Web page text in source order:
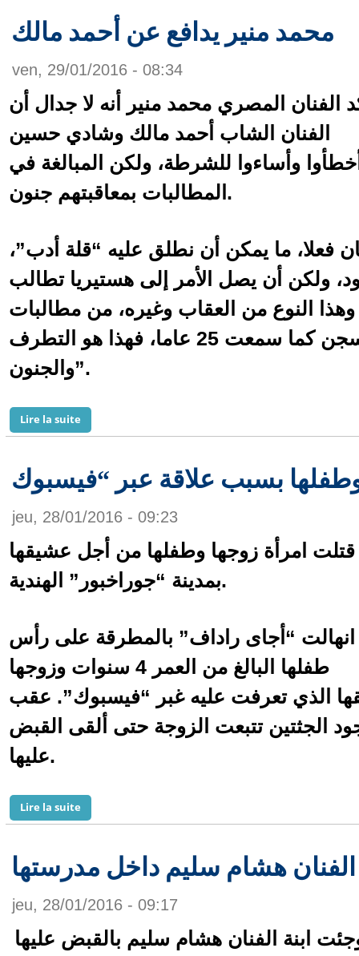
محمد منير يدافع عن أحمد مالك
ven, 29/01/2016 - 08:34
الفنان المصري محمد منير أنه لا جدال أن
الفنان الشاب أحمد مالك وشادي حسين
وأساءوا للشرطة، ولكن المبالغة في
المطالبات بمعاقبتهم جنون.
فعلا، ما يمكن أن نطلق عليه “قلة أدب”،
ولكن أن يصل الأمر إلى هستيريا تطالب
وهذا النوع من العقاب وغيره، من مطالبات
مجنونة تصل إلى حد السجن كما سمعت 25 عاما، فهذا هو التطرف
والجنون”.
Lire la suite
jeu, 28/01/2016 - 09:23
قتلت امرأة زوجها وطفلها من أجل عشيقها
بمدينة “جوراخبور” الهندية.
انهالت “أجاى راداف” بالمطرقة على رأس
طفلها البالغ من العمر 4 سنوات وزوجها
الذي تعرفت عليه غبر “فيسبوك”. عقب
الجثتين تتبعت الزوجة حتى ألقى القبض
عليها.
Lire la suite
هشام سليم داخل مدرستها
jeu, 28/01/2016 - 09:17